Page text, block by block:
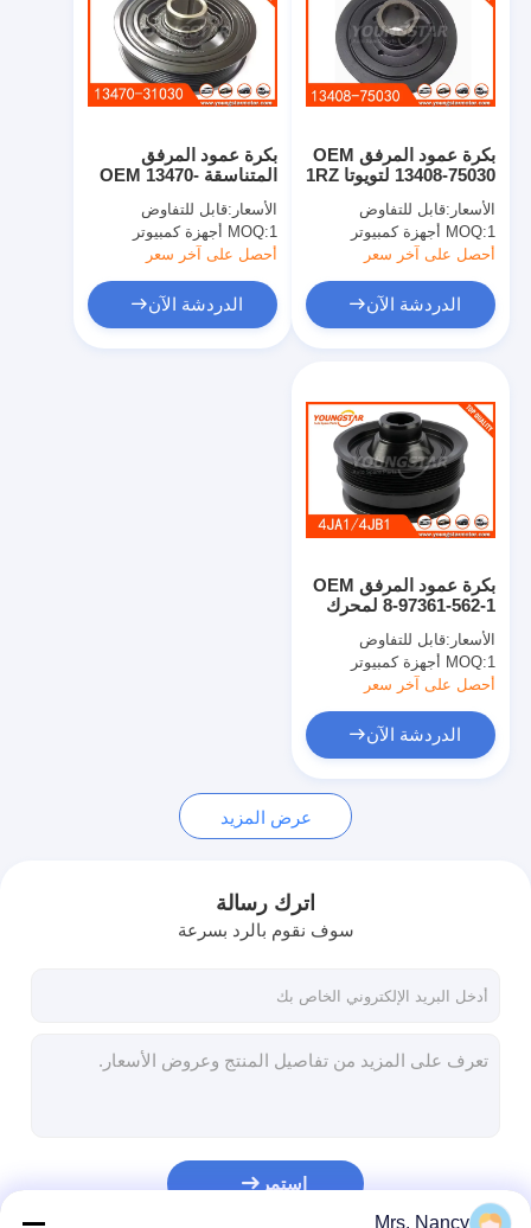
كامل الاسطوانة
محرك الاسطوانة
عمود الحدبات محرك
المحرك توصيل رود
محرك الروك ذراع
العمود المرفقي بكرة
أسطوانة رأس حشية
مضخة قيادة السيارة
سيارة محرك جزء
بكرة عمود المرفق
المتناسقة OEM 13470-
مع ضمان 60000 كيلومتر
الأسعار:قابل للتفاوض
MOQ:1 أجهزة كمبيوتر
أحصل على آخر سعر
الدردشة الآن
بكرة عمود المرفق OEM
13408-75030 لتويوتا 1RZ
60000 كيلومتر
الأسعار:قابل للتفاوض
MOQ:1 أجهزة كمبيوتر
أحصل على آخر سعر
الدردشة الآن
بكرة عمود المرفق OEM
8-97361-562-1 لمحرك
ضمان 60000 كيلومتر
الأسعار:قابل للتفاوض
MOQ:1 أجهزة كمبيوتر
أحصل على آخر سعر
الدردشة الآن
عرض المزيد
اترك رسالة
سوف نقوم بالرد بسرعة
استمر
Mrs. Nancy